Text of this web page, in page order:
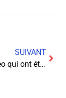
SUIVANT
Les jeux vidéo qui ont été retirés du marché : découvrez ces titres controversés et les raisons de leur interdiction